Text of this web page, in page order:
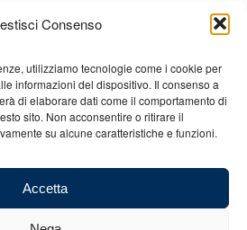
Consenso
utilizziamo tecnologie come i cookie per
informazioni del dispositivo. Il consenso a
di elaborare dati come il comportamento di
sito. Non acconsentire o ritirare il
su alcune caratteristiche e funzioni.
Accetta
Minardi
Gear
Contatti